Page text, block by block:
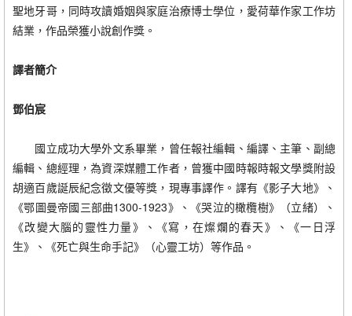
聖地牙哥，同時攻讀婚姻與家庭治療博士學位，愛荷華作家工作坊
結業，作品榮獲小說創作獎。
譯者簡介
鄧伯宸
國立成功大學外文系畢業，曾任報社編輯、編譯、主筆、副總
編輯、總經理，為資深媒體工作者，曾獲中國時報時報文學獎附設
胡適百歲誕辰紀念徵文優等獎，現專事譯作。譯有《影子大地》、
《鄂圖曼帝國三部曲1300-1923》、《哭泣的橄欖樹》（立緒）、
《改變大腦的靈性力量》、《寫，在燦爛的春天》、《一日浮
生》、《死亡與生命手記》（心靈工坊）等作品。